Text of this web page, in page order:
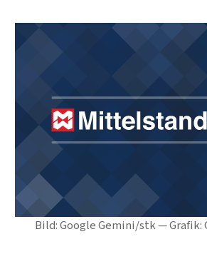
Bild: Google Gemini/stk —